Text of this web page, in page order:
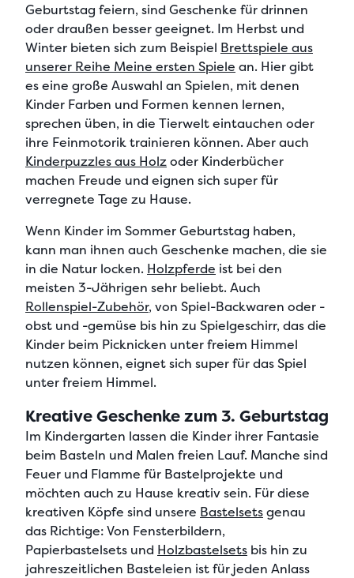
Geburtstag feiern, sind Geschenke für drinnen
oder draußen besser geeignet. Im Herbst und
Winter bieten sich zum Beispiel Brettspiele aus
unserer Reihe Meine ersten Spiele an. Hier gibt
es eine große Auswahl an Spielen, mit denen
Kinder Farben und Formen kennen lernen,
sprechen üben, in die Tierwelt eintauchen oder
ihre Feinmotorik trainieren können. Aber auch
Kinderpuzzles aus Holzoder Kinderbücher
machen Freude und eignen sich super für
verregnete Tage zu Hause.
Wenn Kinder im Sommer Geburtstag haben,
kann man ihnen auch Geschenke machen, die sie
in die Natur locken. Holzpferde ist bei den
meisten 3-Jährigen sehr beliebt. Auch
Rollenspiel-Zubehör, von Spiel-Backwaren oder -
obst und -gemüse bis hin zu Spielgeschirr, das die
Kinder beim Picknicken unter freiem Himmel
nutzen können, eignet sich super für dasSpiel
unter freiem Himmel.
Kreative Geschenke zum 3. Geburtstag
Im Kindergarten lassen die Kinder ihrer Fantasie
beim Basteln und Malen freien Lauf. Manche sind
Feuer und Flamme für Bastelprojekte und
möchten auch zu Hause kreativ sein. Für diese
kreativen Köpfe sind unsere Bastelsetsgenau
das Richtige: Von Fensterbildern,
Papierbastelsets und Holzbastelsets bis hin zu
jahreszeitlichen Basteleien ist für jeden Anlass